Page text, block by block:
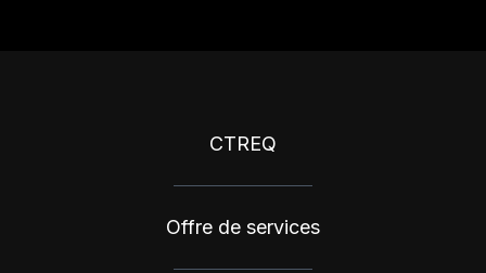
CTREQ
Offre de services